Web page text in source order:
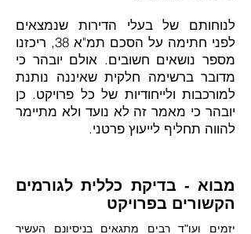
לנוחותם של בעלי הדירות שנמצאים
לפני חתימה על הסכם תמ"א 38, ריכזנו
מספר נושאים חשובים. אולם יובהר כי
מדובר ברשימה חלקית שאיננה נותנת
למורכבות ולייחודיות של כל פרויקט. כן
יובהר כי מאמר זה לא נועד ולא מתיימר
להווה תחליף לייעוץ פרטני.
מבוא - בדיקת כללית לגורמים
הקשורים בפרויקט
יזמים ועו"ד רבים מתגאים בניסיונם העשיר